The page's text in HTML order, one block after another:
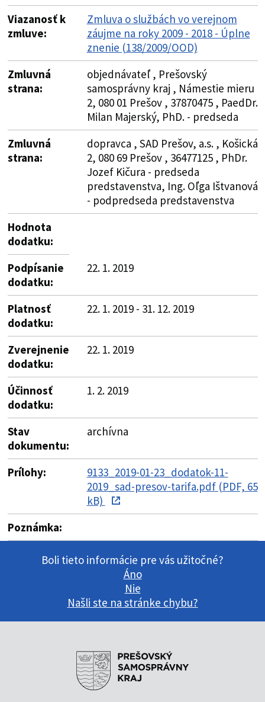
Viazanosť k
zmluve:
Zmluva o službách vo verejnom
záujme na roky 2009 - 2018 - Úplne
znenie (138/2009/OOD)
Zmluvná
strana:
objednávateľ , Prešovský
samosprávny kraj , Námestie mieru
2, 080 01 Prešov , 37870475 , PaedDr.
Milan Majerský, PhD. - predseda
Zmluvná
strana:
dopravca , SAD Prešov, a.s. , Košická
2, 080 69 Prešov , 36477125 , PhDr.
Jozef Kičura - predseda
predstavenstva, Ing. Oľga Ištvanová
- podpredseda predstavenstva
Hodnota
dodatku:
Podpísanie
dodatku:
22. 1. 2019
Platnosť
dodatku:
22. 1. 2019 - 31. 12. 2019
Zverejnenie
dodatku:
22. 1. 2019
Účinnosť
dodatku:
1. 2. 2019
Stav
dokumentu:
archívna
Prílohy:
9133_2019-01-23_dodatok-11-
2019_sad-presov-tarifa.pdf (PDF, 65
kB)
Poznámka:
Boli tieto informácie pre vás užitočné?
Áno
Nie
Našli ste na stránke chybu?